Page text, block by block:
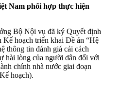
Nam phối hợp thực hiện
Bộ Nội vụ đã ký Quyết định
hoạch triển khai Đề án “Hệ
thông tin đánh giá cải cách
hài lòng của người dân đối với
chính nhà nước giai đoạn
hoạch).